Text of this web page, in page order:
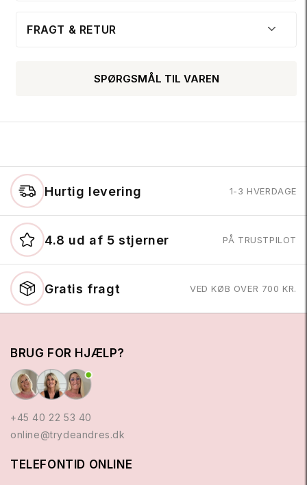
FRAGT & RETUR
SPØRGSMÅL TIL VAREN
Hurtig levering 1-3 HVERDAGE
4.8 ud af 5 stjerner PÅ TRUSTPILOT
Gratis fragt VED KØB OVER 700 KR.
BRUG FOR HJÆLP?
+45 40 22 53 40
online@trydeandres.dk
TELEFONTID ONLINE